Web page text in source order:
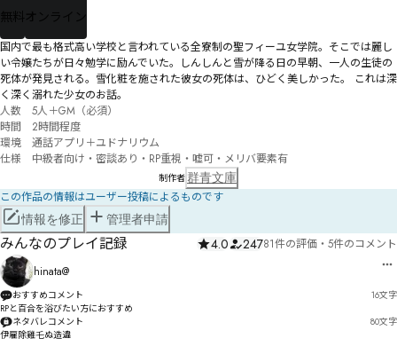
無料 オンライン
国内で最も格式高い学校と言われている全寮制の聖フィーユ女学院。そこでは麗し
い令嬢たちが日々勉学に励んでいた。しんしんと雪が降る日の早朝、一人の生徒の
死体が発見される。雪化粧を施された彼女の死体は、ひどく美しかった。 これは深
く深く溺れた少女のお話。
人数　5人＋GM（必須）
時間　2時間程度
環境　通話アプリ＋ユドナリウム
仕様　中級者向け・密談あり・RP重視・嘘可・メリバ要素有
制作者群青文庫
この作品の情報はユーザー投稿によるものです
情報を修正 管理者申請
みんなのプレイ記録 4.0 24781件の評価 ・ 5件のコメント
hinata@
おすすめコメント 16文字
RPと百合を浴びたい方におすすめ
ネタバレコメント
80文字
伊雇除雞乇ぬ造違